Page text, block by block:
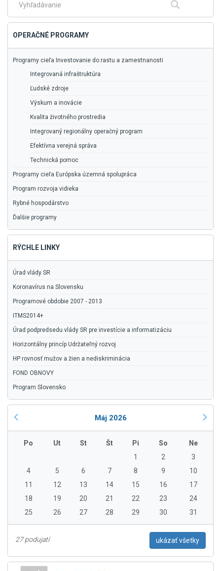
menu
Fulltextové
Hľadať
OPERAČNÉ PROGRAMY
Programy cieľa Investovanie do rastu a zamestnanosti
Integrovaná infraštruktúra
Ľudské zdroje
Výskum a inovácie
Kvalita životného prostredia
Integrovaný regionálny operačný program
Efektívna verejná správa
Technická pomoc
Programy cieľa Európska územná spolupráca
Program rozvoja vidieka
Rybné hospodárstvo
Ďalšie programy
RÝCHLE LINKY
Úrad vlády SR
Koronavírus na Slovensku
Programové obdobie 2007 - 2013
ITMS2014+
Úrad podpredsedu vlády SR pre investície a informatizáciu
Horizontálny princíp Udržateľný rozvoj
HP rovnosť mužov a žien a nediskriminácia
FOND OBNOVY
Program Slovensko
Máj 2026
Po Ut St Št Pi So
Ne
1
2
3
4
5 6 7 8 9
10
11
12 13 14 15 16
17
18
19 20 21 22 23
24
25
26 27 28 29 30 31
27 podujatí ukázať všetky